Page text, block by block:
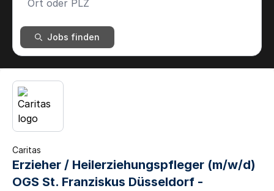
Jobs finden
Caritas
Erzieher / Heilerziehungspfleger (m/w/d)
OGS St. Franziskus Düsseldorf -